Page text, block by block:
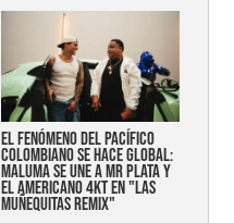
EL FENÓMENO DEL PACÍFICO
COLOMBIANO SE HACE GLOBAL:
MALUMA SE UNE A MR PLATA Y
EL AMERICANO 4KT EN "LAS
MUÑEQUITAS REMIX"